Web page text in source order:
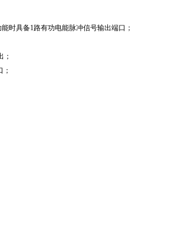
时具备1路有功电能脉冲信号输出端口；
；